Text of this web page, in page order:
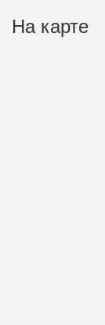
На карте